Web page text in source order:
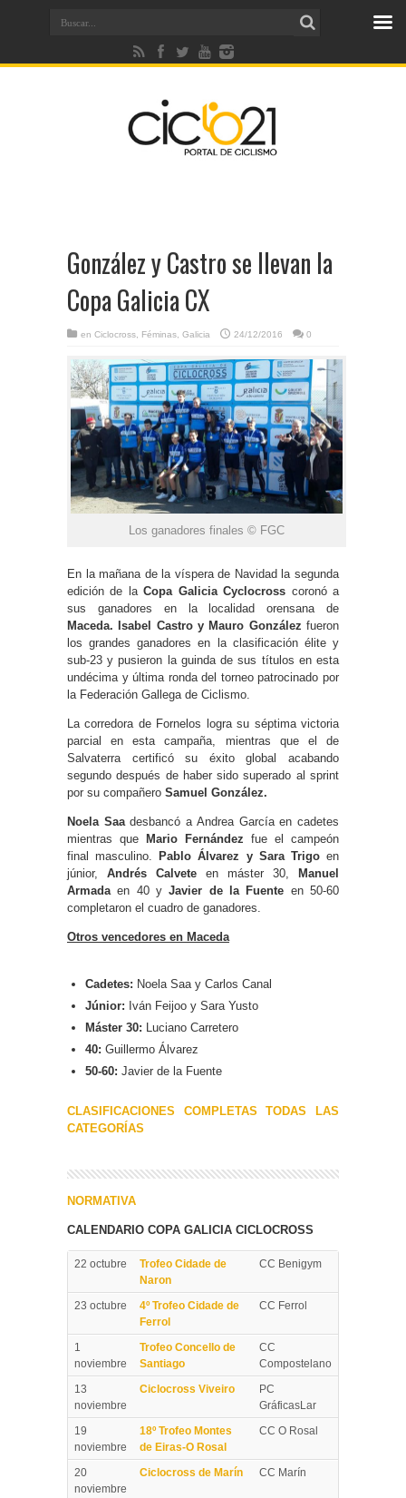
González y Castro se llevan la
Copa Galicia CX
en Ciclocross Féminas Galicia 24/12/2016 0
Los ganadores finales © FGC
En la mañana de la víspera de Navidad la segunda
edición de laCopa Galicia Cyclocross coronó a
sus ganadores en la localidad orensana de
Maceda. Isabel Castro y Mauro González fueron
los grandes ganadores en la clasificación élite y
sub-23 y pusieron la guinda de sus títulos en esta
undécima y última ronda del torneo patrocinado por
la Federación Gallega de Ciclismo.
La corredora de Fornelos logra su séptima victoria
parcial en esta campaña, mientras que el de
Salvaterra certificó su éxito global acabando
segundo después de haber sido superado al sprint
por su compañero Samuel González.
Noela Saadesbancó a Andrea García en cadetes
mientras que
Mario Fernández fue el campeón
final masculino.
Pablo Álvarez y Sara Trigoen
júnior, Andrés Calvete en máster 30,
Manuel
Armadaen 40 yJavier de la Fuente en 50-60
completaron el cuadro de ganadores.
Otros vencedores en Maceda
Cadetes: Noela Saa y Carlos Canal
Júnior: Iván Feijoo y Sara Yusto
Máster 30: Luciano Carretero
40: Guillermo Álvarez
50-60: Javier de la Fuente
CLASIFICACIONES COMPLETAS TODAS LAS
CATEGORÍAS
NORMATIVA
CALENDARIO COPA GALICIA CICLOCROSS
22 octubre
Trofeo Cidade de
Naron
CC Benigym
23 octubre
4º Trofeo Cidade de
Ferrol
CC Ferrol
1
noviembre
Trofeo Concello de
Santiago
CC
Compostelano
13
noviembre
Ciclocross Viveiro
PC
GráficasLar
19
noviembre
18º Trofeo Montes
de Eiras-O Rosal
CC O Rosal
20
noviembre
Ciclocross de Marín CC Marín